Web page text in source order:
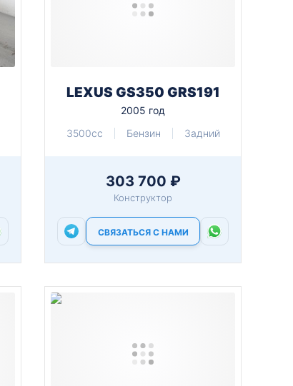
LEXUS GS350 GRS191
2005 год
3500cc
Бензин Задний
303 700 ₽
Конструктор
СВЯЗАТЬСЯ С НАМИ